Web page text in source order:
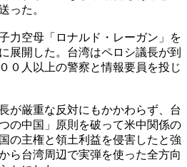
った。
力空母「ロナルド・レーガン」を
展開した。台湾はペロシ議長が到
０人以上の警察と情報要員を投じ
が厳重な反対にもかかわらず、台
の中国」原則を破って米中関係の
の主権と領土利益を侵害したと強
ら台湾周辺で実弾を使った全方向